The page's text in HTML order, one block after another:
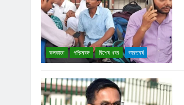
কলকাতা পশ্চিমবঙ্গ বিশেষ খবর ভারতবর্ষ